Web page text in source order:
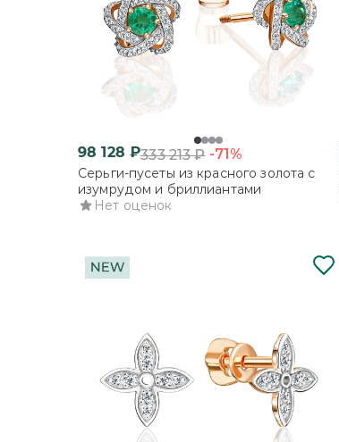
98 128 ₽333 213₽ -71%
Серьги-пусеты из красного золота с
изумрудом и бриллиантами
Нет оценок